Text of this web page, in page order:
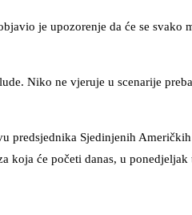
je upozorenje da će se svako
Niko ne vjeruje u scenarije
Sjedinjenih
koja će početi danas, u